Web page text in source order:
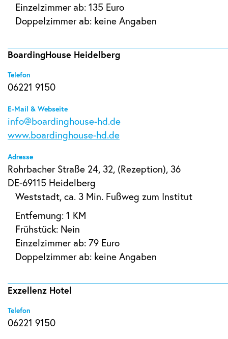
Einzelzimmer ab: 135 Euro
Doppelzimmer ab: keine Angaben
BoardingHouse Heidelberg
Telefon
06221 9150
E-Mail & Webseite
info@boardinghouse-hd.de
www.boardinghouse-hd.de
Adresse
Rohrbacher Straße 24, 32, (Rezeption), 36
DE-69115 Heidelberg
Weststadt, ca. 3 Min. Fußweg zum Institut
Entfernung: 1 KM
Frühstück: Nein
Einzelzimmer ab: 79 Euro
Doppelzimmer ab: keine Angaben
Exzellenz Hotel
Telefon
06221 9150